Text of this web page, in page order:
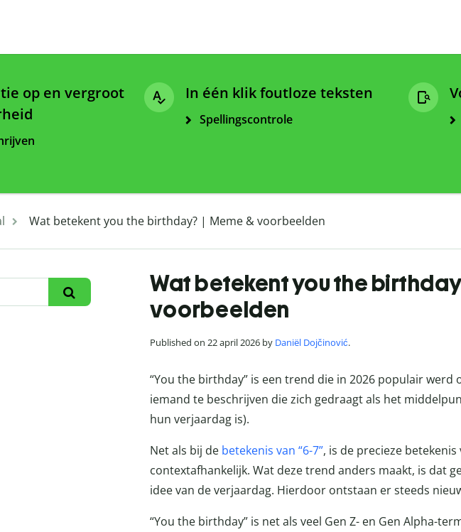
op en vergroot
In één klik foutloze teksten
Spellingscontrole
Wat betekent you the birthday? | Meme & voorbeelden
Wat betekent you the
voorbeelden
Published on 22 april 2026 by Daniël Dojčinović.
“You the birthday” is een trend die in 2026 populair
iemand te beschrijven die zich gedraagt als het
hun verjaardag is).
Net als bij de betekenis van “6-7”, is de precieze
contextafhankelijk. Wat deze trend anders maakt, is dat
idee van de verjaardag. Hierdoor ontstaan er steeds
“You the birthday” is net als veel Gen Z- en Gen Alpha-